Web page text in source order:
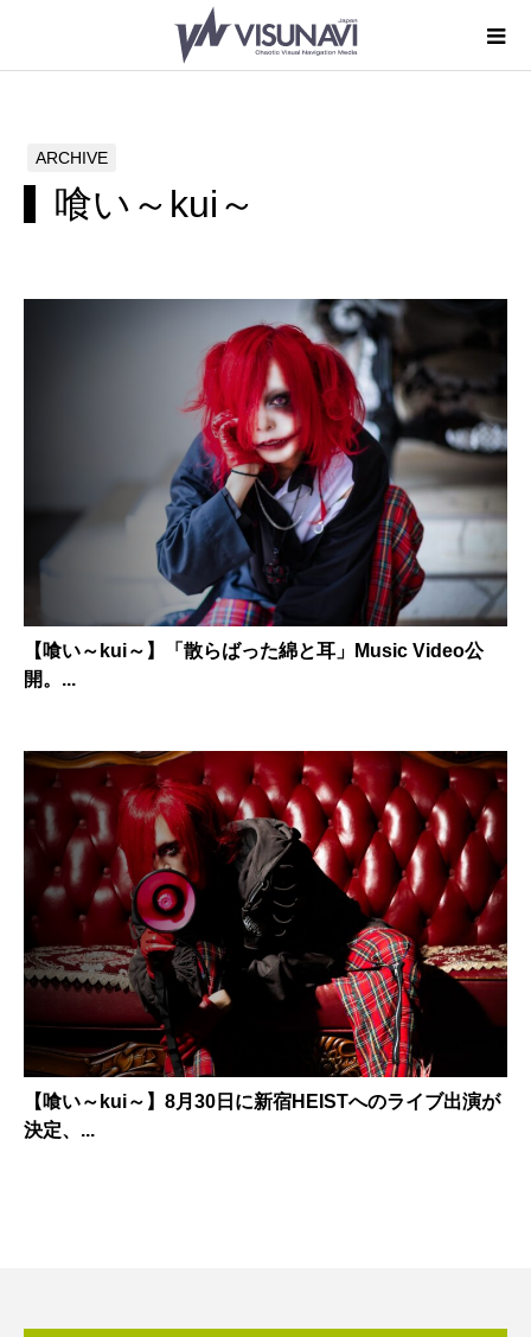
喰い～kui～
ARCHIVE
【喰い～kui～】「散らばった綿と耳」Music Video公
開。...
【喰い～kui～】8月30日に新宿HEISTへのライブ出演が
決定、...